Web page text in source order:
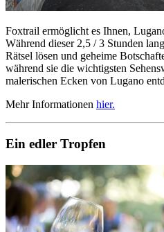
Foxtrail ermöglicht es Ihnen,
Während dieser 2,5 / 3 Stunden
Rätsel lösen und geheime
während sie die wichtigsten
malerischen Ecken von Lugano
Mehr Informationen hier.
Ein edler Tropfen